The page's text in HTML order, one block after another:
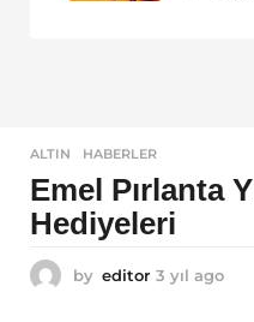
ALTIN ,HABERLER
Emel Pırlanta
Hediyeleri
by editor 3 yıl ago